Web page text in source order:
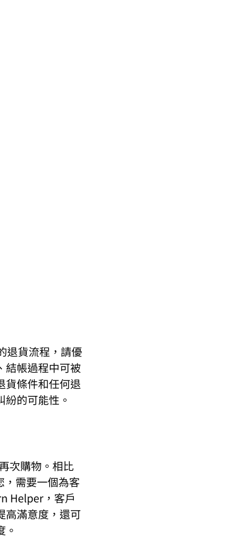
退貨流程，請優
結帳過程中可被
貨條件和任何退
的可能性。
次購物。相比
，需要一個為客
Helper，客戶
高滿意度，還可
。